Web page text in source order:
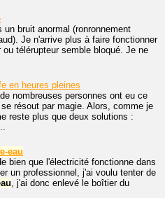
un bruit anormal (ronronnement
Je n'arrive plus à faire fonctionner
télérupteur semble bloqué. Je ne
en heures pleines
nombreuses personnes ont eu ce
résout par magie. Alors, comme je
reste plus que deux solutions :
eau
bien que l'électricité fonctionne dans
un professionnel, j'ai voulu tenter de
, j'ai donc enlevé le boîtier du